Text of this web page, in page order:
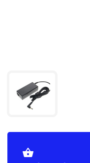
shopping_basket